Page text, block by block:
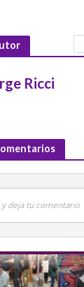
Ricci
y deja tu comentario